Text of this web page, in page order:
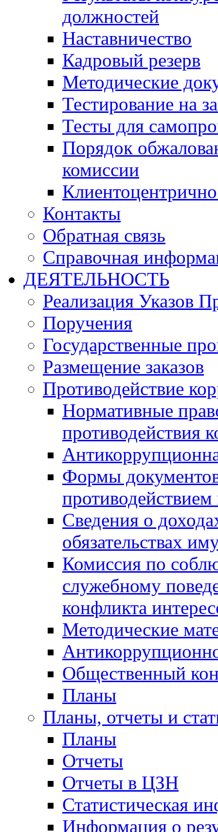
должностей
Наставничество
Кадровый резерв
Методические
Тестирование на
Тесты для
Порядок
комиссии
Контакты
Обратная связь
Справочная
ДЕЯТЕЛЬНОСТЬ
Реализация Указов
Поручения
Государственные
Размещение заказов
Противодействие
Нормативные
противодействия
Формы
Сведения о
обязательствах
Комиссия по
служебному
конфликта
Методические
Общественный
Планы
Планы, отчеты и
Планы
Отчеты
Отчеты в ЦЗН
Статистическая
Информация о